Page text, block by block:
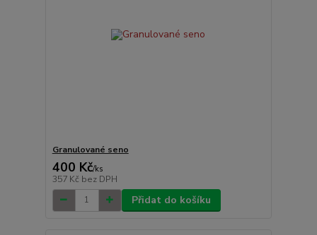
Granulované seno
400 Kč/ks
357 Kč bez DPH
Přidat do košíku